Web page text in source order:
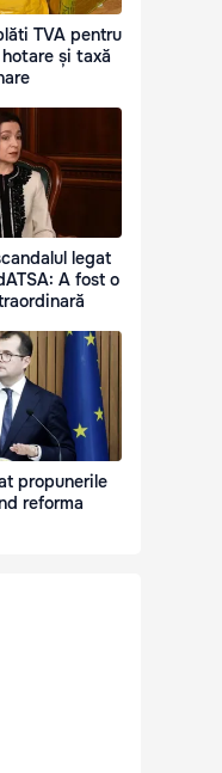
TVA pentru
și taxă
legat
A fost o
propunerile
reforma